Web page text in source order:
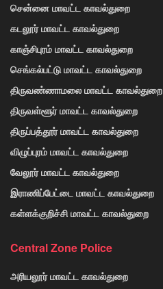
சென்னை மாவட்ட காவல்துறை
கடலூர் மாவட்ட காவல்துறை
காஞ்சிபுரம் மாவட்ட காவல்துறை
செங்கல்பட்டு மாவட்ட காவல்துறை
திருவண்ணாமலை மாவட்ட காவல்துறை
திருவள்ளூர் மாவட்ட காவல்துறை
திருப்பத்தூர் மாவட்ட காவல்துறை
விழுப்புரம் மாவட்ட காவல்துறை
வேலூர் மாவட்ட காவல்துறை
இராணிப்பேட்டை மாவட்ட காவல்துறை
கள்ளக்குறிச்சி மாவட்ட காவல்துறை
Central Zone Police
அரியலூர் மாவட்ட காவல்துறை